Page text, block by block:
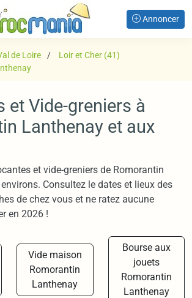
Annoncer
de Loire
Loir et Cher (41)
et Vide-greniers à
Lanthenay et aux
et vide-greniers de Romorantin
Consultez le dates et lieux des
de chez vous et ne ratez aucune
en 2026 !
Vide maison
Romorantin
Lanthenay
Bourse aux
jouets
Romorantin
Lanthenay